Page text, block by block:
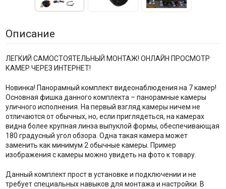
Описание
ЛЕГКИЙ САМОСТОЯТЕЛЬНЫЙ МОНТАЖ! ОНЛАЙН ПРОСМОТР
КАМЕР ЧЕРЕЗ ИНТЕРНЕТ!
Новинка! Панорамный комплект видеонаблюдения на 7 камер!
Основная фишка данного комплекта – панорамные камеры
уличного исполнения. На первый взгляд камеры ничем не
отличаются от обычных, но, если приглядеться, на камерах
видна более крупная линза выпуклой формы, обеспечивающая
180 градусный угол обзора. Одна такая камера может
заменить как минимум 2 обычные камеры. Пример
изображения с камеры можно увидеть на фото к товару.
Данный комплект прост в установке и подключении и не
требует специальных навыков для монтажа и настройки. В